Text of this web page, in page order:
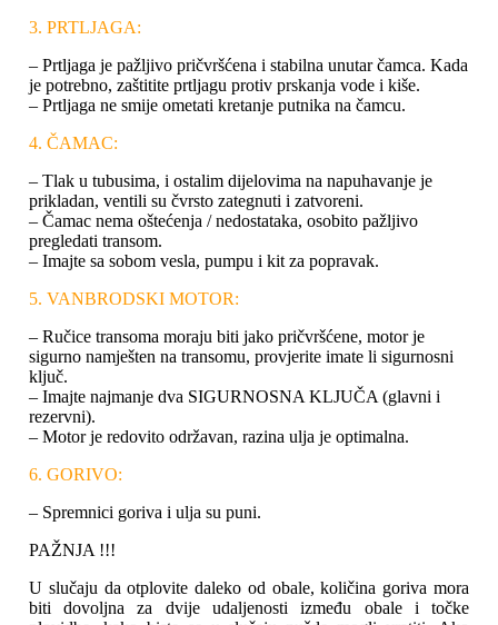
3. PRTLJAGA:
– Prtljaga je pažljivo pričvršćena i stabilna unutar čamca. Kada
je potrebno, zaštitite prtljagu protiv prskanja vode i kiše.
– Prtljaga ne smije ometati kretanje putnika na čamcu.
4. ČAMAC:
– Tlak u tubusima, i ostalim dijelovima na napuhavanje je
prikladan, ventili su čvrsto zategnuti i zatvoreni.
– Čamac nema oštećenja / nedostataka, osobito pažljivo
pregledati transom.
– Imajte sa sobom vesla, pumpu i kit za popravak.
5. VANBRODSKI MOTOR:
– Ručice transoma moraju biti jako pričvršćene, motor je
sigurno namješten na transomu, provjerite imate li sigurnosni
ključ.
– Imajte najmanje dva SIGURNOSNA KLJUČA (glavni i
rezervni).
– Motor je redovito održavan, razina ulja je optimalna.
6. GORIVO:
– Spremnici goriva i ulja su puni.
PAŽNJA !!!
U slučaju da otplovite daleko od obale, količina goriva mora
biti dovoljna za dvije udaljenosti između obale i točke